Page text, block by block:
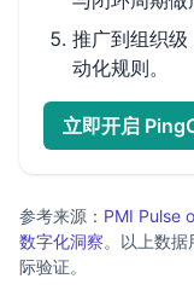
推广到组织级
动化规则。
立即开启
参考来源： PMI Pulse
数字化洞察。以上数
际验证。